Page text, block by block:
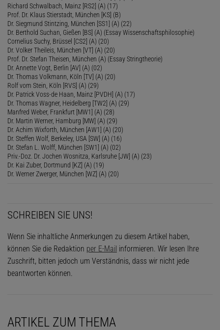
Richard Schwalbach, Mainz [RS2] (A) (17)
Prof. Dr. Klaus Stierstadt, München [KS] (B)
Dr. Siegmund Stintzing, München [SS1] (A) (22)
Dr. Berthold Suchan, Gießen [BS] (A) (Essay Wissenschaftsphilosophie)
Cornelius Suchy, Brüssel [CS2] (A) (20)
Dr. Volker Theileis, München [VT] (A) (20)
Prof. Dr. Stefan Theisen, München (A) (Essay Stringtheorie)
Dr. Annette Vogt, Berlin [AV] (A) (02)
Dr. Thomas Volkmann, Köln [TV] (A) (20)
Rolf vom Stein, Köln [RVS] (A) (29)
Dr. Patrick Voss-de Haan, Mainz [PVDH] (A) (17)
Dr. Thomas Wagner, Heidelberg [TW2] (A) (29)
Manfred Weber, Frankfurt [MW1] (A) (28)
Dr. Martin Werner, Hamburg [MW] (A) (29)
Dr. Achim Wixforth, München [AW1] (A) (20)
Dr. Steffen Wolf, Berkeley, USA [SW] (A) (16)
Dr. Stefan L. Wolff, München [SW1] (A) (02)
Priv.-Doz. Dr. Jochen Wosnitza, Karlsruhe [JW] (A) (23)
Dr. Kai Zuber, Dortmund [KZ] (A) (19)
Dr. Werner Zwerger, München [WZ] (A) (20)
SCHREIBEN SIE UNS!
Wenn Sie inhaltliche Anmerkungen zu diesem Artikel haben,
können Sie die Redaktion per E-Mail informieren. Wir lesen Ihre
Zuschrift, bitten jedoch um Verständnis, dass wir nicht jede
beantworten können.
ARTIKEL ZUM THEMA